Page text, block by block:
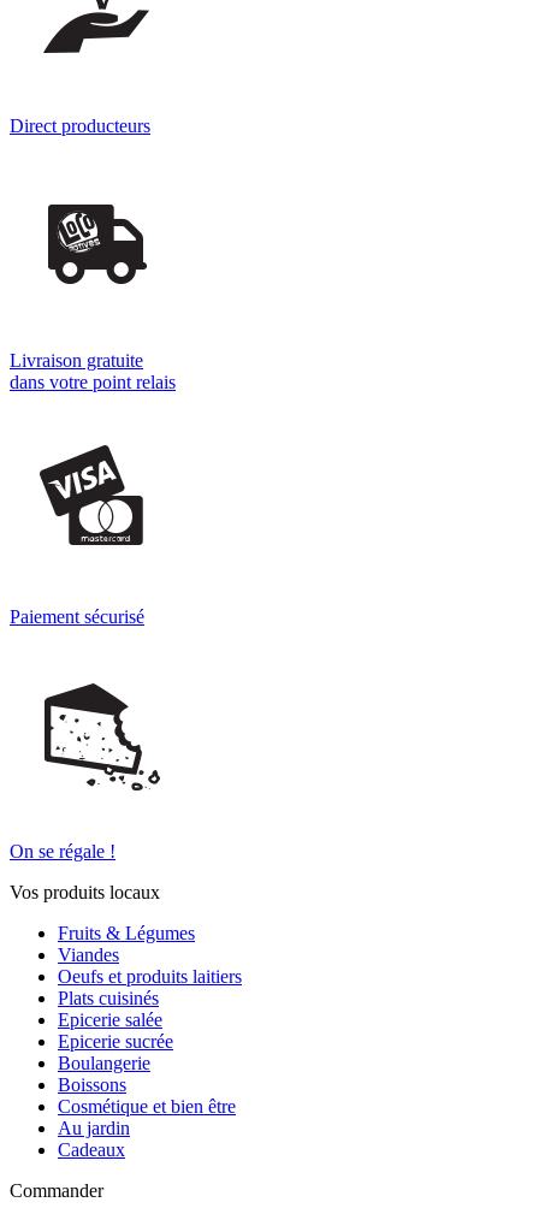
Direct producteurs
Livraison gratuite
dans votre point relais
Paiement sécurisé
On se régale !
Vos produits locaux
Fruits & Légumes
Viandes
Oeufs et produits laitiers
Plats cuisinés
Epicerie salée
Epicerie sucrée
Boulangerie
Boissons
Cosmétique et bien être
Au jardin
Cadeaux
Commander